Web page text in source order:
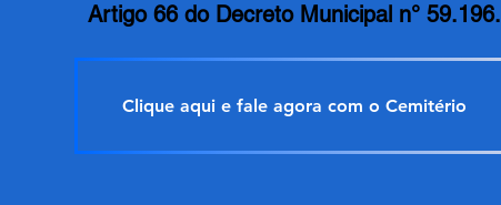
Artigo 66 do Decreto Municipal n° 59.196.
Clique aqui e fale agora com o Cemitério